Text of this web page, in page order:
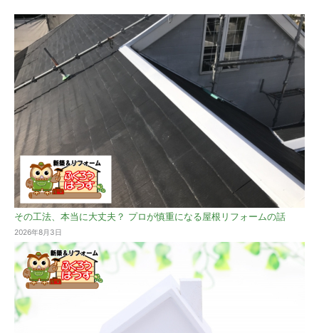
その工法、本当に大丈夫？ プロが慎重になる屋根リフォームの話
2026年8月3日